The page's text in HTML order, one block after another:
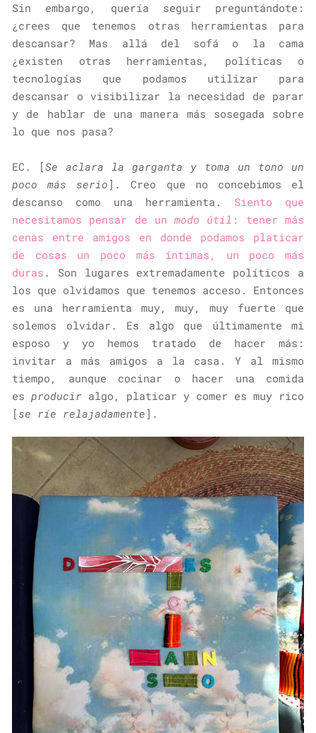
Sin embargo, quería seguir preguntándote:
¿crees que tenemos otras herramientas para
descansar? Mas allá del sofá o la cama
¿existen otras herramientas, políticas o
tecnologías que podamos utilizar para
descansar o visibilizar la necesidad de parar
y de hablar de una manera más sosegada sobre
lo que nos pasa?
EC. [Se aclara la garganta y toma un tono un
poco más serio ]. Creo que no concebimos el
descanso como una herramienta. Siento que
necesitamos pensar de unmodo útil : tener más
cenas entre amigos en donde podamos platicar
de cosas un poco más íntimas, un poco más
duras . Son lugares extremadamente políticos a
los que olvidamos que tenemos acceso. Entonces
es una herramienta muy, muy, muy fuerte que
solemos olvidar. Es algo que últimamente mi
esposo y yo hemos tratado de hacer más:
invitar a más amigos a la casa. Y al mismo
tiempo, aunque cocinar o hacer una comida
es producir algo, platicar y comer es muy rico
[ se ríe relajadamente ].